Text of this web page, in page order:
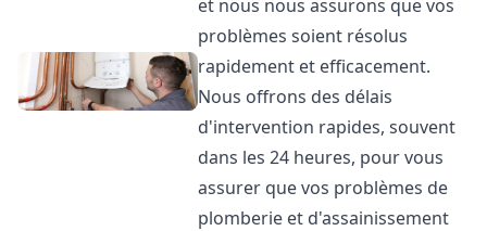
et nous nous assurons que vos
problèmes soient résolus
rapidement et efficacement.
Nous offrons des délais
d'intervention rapides, souvent
dans les 24 heures, pour vous
assurer que vos problèmes de
plomberie et d'assainissement